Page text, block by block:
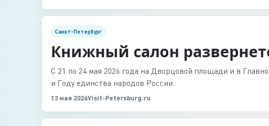
Санкт-Петербург
Книжный салон
С 21 по 24 мая 2026 года на Дворцовой площади и в
и Году единства народов России.
13 мая 2026Visit-Petersburg.ru